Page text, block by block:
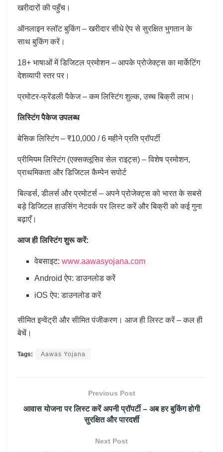
खरीदारों की पहुँच।
ऑनलाइन स्लॉट बुकिंग – खरीदार सीधे ऐप से सुरक्षित भुगतान के
साथ बुकिंग करें।
18+ भाषाओं में डिजिटल प्रमोशन – आपके प्रोजेक्ट्स का मार्केटिंग
देशव्यापी स्तर पर।
प्रमोटर-फ्रेंडली पैकेज – कम लिस्टिंग शुल्क, उच्च बिक्री लाभ।
लिस्टिंगपैकेजउपलब्ध
बेसिक लिस्टिंग – ₹10,000 / 6 महीने प्रति प्रॉपर्टी
प्रीमियम लिस्टिंग (एक्सक्लूसिव सेल राइट्स) – विशेष प्रमोशन,
प्राथमिकता और डिजिटल कैम्पेन सपोर्ट
बिल्डर्स, डीलर्स और प्रमोटर्स – अपने प्रोजेक्ट्स को भारत के सबसे
बड़े डिजिटल हाउसिंग नेटवर्क पर लिस्ट करें और बिक्री को कई गुना
बढ़ाएँ।
आज ही लिस्टिंग शुरू करें:
वेबसाइट:www.aawasyojana.com
Android ऐप: डाउनलोड करें
iOS ऐप: डाउनलोड करें
सीमित इन्वेंट्री और सीमित पंजीकरण। आज ही लिस्ट करें – कल ही
बेचें।
Tags: Aawas Yojana
Previous Post
आवास योजना पर लिस्ट करें अपनी प्रॉपर्टी – अब हर बुकिंग होगी
सुरक्षित और पारदर्शी
Next Post